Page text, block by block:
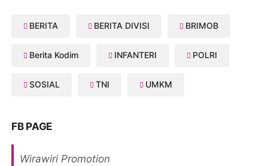
BERITA BERITA DIVISI BRIMOB
Berita Kodim INFANTERI POLRI
SOSIAL TNI UMKM
FB PAGE
Wirawiri Promotion